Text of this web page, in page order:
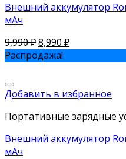
Внешний аккумулятор
мАч
9,990₽8,990 ₽
Распродажа!
Добавить в избранное
Портативные зарядные
Внешний аккумулятор
мАч